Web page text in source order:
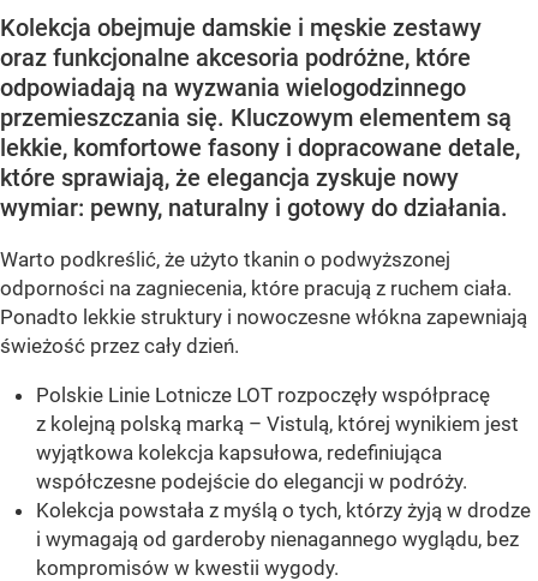
Kolekcja obejmuje damskie i męskie zestawy
oraz funkcjonalne akcesoria podróżne, które
odpowiadają na wyzwania wielogodzinnego
przemieszczania się. Kluczowym elementem są
lekkie, komfortowe fasony i dopracowane detale,
które sprawiają, że elegancja zyskuje nowy
wymiar: pewny, naturalny i gotowy do działania.
Warto podkreślić, że użyto tkanin o podwyższonej
odporności na zagniecenia, które pracują z ruchem ciała.
Ponadto lekkie struktury i nowoczesne włókna zapewniają
świeżość przez cały dzień.
Polskie Linie Lotnicze LOT rozpoczęły współpracę
z kolejną polską marką – Vistulą, której wynikiem jest
wyjątkowa kolekcja kapsułowa, redefiniująca
współczesne podejście do elegancji w podróży.
Kolekcja powstała z myślą o tych, którzy żyją w drodze
i wymagają od garderoby nienagannego wyglądu, bez
kompromisów w kwestii wygody.